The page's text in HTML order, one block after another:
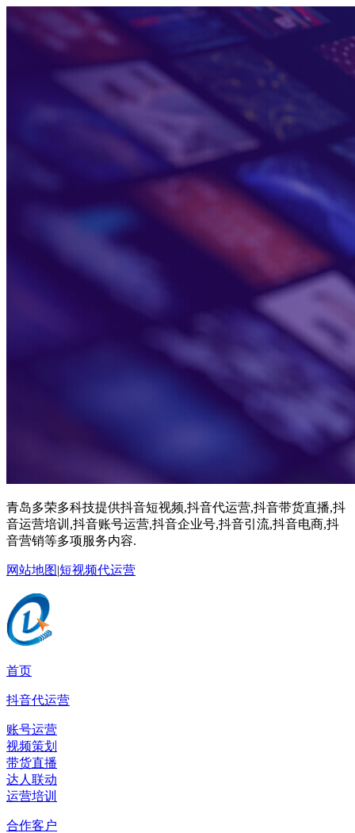
青岛多荣多科技提供抖音短视频,抖音代运营,抖音带货直播,抖
音运营培训,抖音账号运营,抖音企业号,抖音引流,抖音电商,抖
音营销等多项服务内容.
网站地图|短视频代运营
首页
抖音代运营
账号运营
视频策划
带货直播
达人联动
运营培训
合作客户